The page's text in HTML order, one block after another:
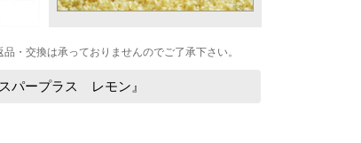
・交換は承っておりませんのでご了承下さい。
パープラス レモン』